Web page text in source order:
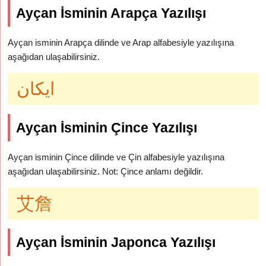
Ayçan İsminin Arapça Yazılışı
Ayçan isminin Arapça dilinde ve Arap alfabesiyle yazılışına
aşağıdan ulaşabilirsiniz.
ايكان
Ayçan İsminin Çince Yazılışı
Ayçan isminin Çince dilinde ve Çin alfabesiyle yazılışına
aşağıdan ulaşabilirsiniz. Not: Çince anlamı değildir.
艾詹
Ayçan İsminin Japonca Yazılışı